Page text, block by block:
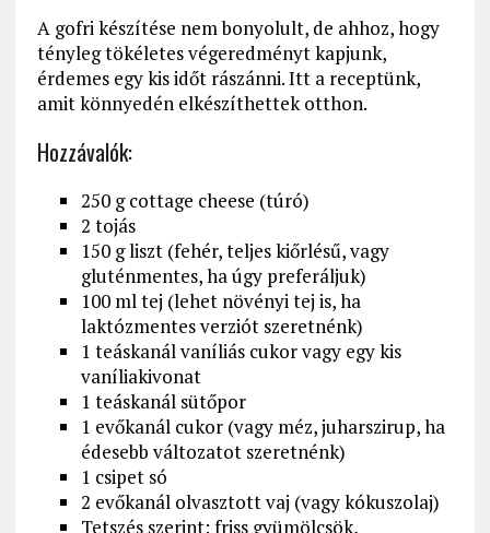
A gofri készítése nem bonyolult, de ahhoz, hogy
tényleg tökéletes végeredményt kapjunk,
érdemes egy kis időt rászánni. Itt a receptünk,
amit könnyedén elkészíthettek otthon.
Hozzávalók:
250 g cottage cheese (túró)
2 tojás
150 g liszt (fehér, teljes kiőrlésű, vagy
gluténmentes, ha úgy preferáljuk)
100 ml tej (lehet növényi tej is, ha
laktózmentes verziót szeretnénk)
1 teáskanál vaníliás cukor vagy egy kis
vaníliakivonat
1 teáskanál sütőpor
1 evőkanál cukor (vagy méz, juharszirup, ha
édesebb változatot szeretnénk)
1 csipet só
2 evőkanál olvasztott vaj (vagy kókuszolaj)
Tetszés szerint: friss gyümölcsök,